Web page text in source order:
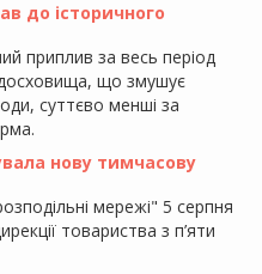
до історичного
приплив за весь період
що змушує
суттєво менші за
нову тимчасову
мережі" 5 серпня
товариства з п’яти